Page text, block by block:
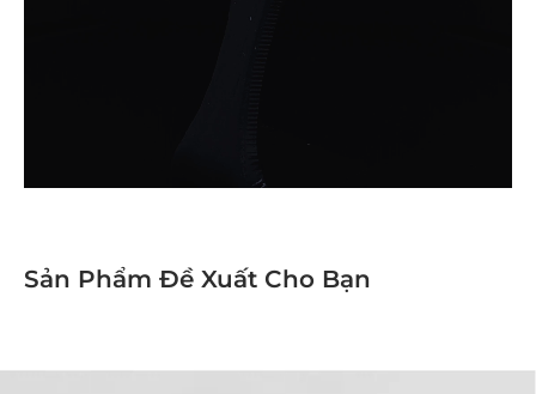
Sản Phẩm Đề Xuất Cho Bạn